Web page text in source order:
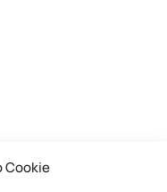
Cookie